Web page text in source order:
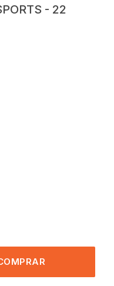
- 22